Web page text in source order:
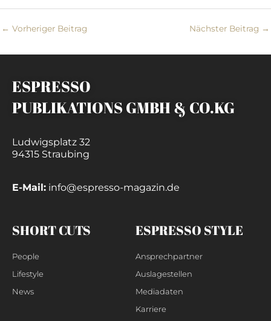
← Vorheriger Beitrag Nächster Beitrag →
ESPRESSO
PUBLIKATIONS GMBH & CO.KG
Ludwigsplatz 32
94315 Straubing
E-Mail: info@espresso-magazin.de
SHORT CUTS
People
Lifestyle
News
ESPRESSO STYLE
Ansprechpartner
Auslagestellen
Mediadaten
Karriere